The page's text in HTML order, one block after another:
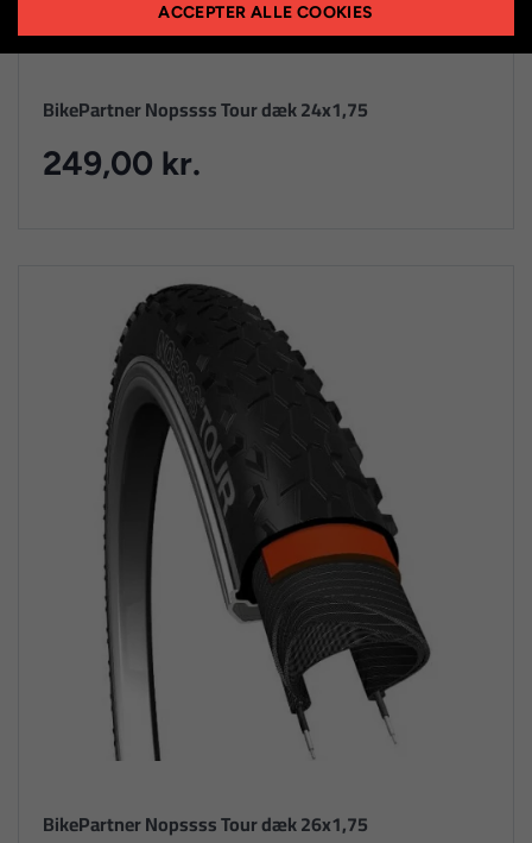
BikePartner Nopssss Tour dæk 24x1,75
249,00 kr.
BikePartner Nopssss Tour dæk 26x1,75
ACCEPTER ALLE COOKIES